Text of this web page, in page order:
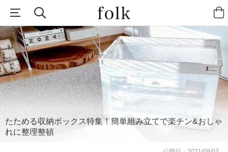
たためる収納ボックス特集！簡単組み立てで楽チン&おしゃ
れに整理整頓